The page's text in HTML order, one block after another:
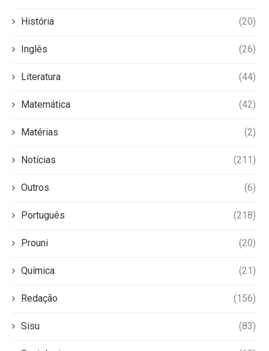
História (20)
Inglês (26)
Literatura (44)
Matemática (42)
Matérias (2)
Notícias (211)
Outros (6)
Português (218)
Prouni (20)
Química (21)
Redação (156)
Sisu (83)